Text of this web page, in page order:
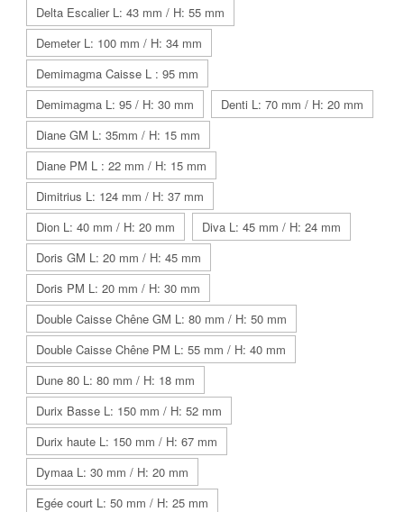
Delta Escalier L: 43 mm / H: 55 mm
Demeter L: 100 mm / H: 34 mm
Demimagma Caisse L : 95 mm
Demimagma L: 95 / H: 30 mm
Denti L: 70 mm / H: 20 mm
Diane GM L: 35mm / H: 15 mm
Diane PM L : 22 mm / H: 15 mm
Dimitrius L: 124 mm / H: 37 mm
Dion L: 40 mm / H: 20 mm
Diva L: 45 mm / H: 24 mm
Doris GM L: 20 mm / H: 45 mm
Doris PM L: 20 mm / H: 30 mm
Double Caisse Chêne GM L: 80 mm / H: 50 mm
Double Caisse Chêne PM L: 55 mm / H: 40 mm
Dune 80 L: 80 mm / H: 18 mm
Durix Basse L: 150 mm / H: 52 mm
Durix haute L: 150 mm / H: 67 mm
Dymaa L: 30 mm / H: 20 mm
Egée court L: 50 mm / H: 25 mm